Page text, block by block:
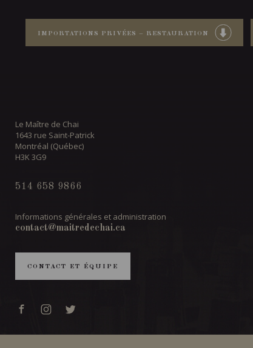
IMPORTATIONS PRIVÉES – RESTAURATION
Le Maître de Chai
1643 rue Saint-Patrick
Montréal (Québec)
H3K 3G9
514 658 9866
Informations générales et administration
contact@maitredechai.ca
CONTACT ET ÉQUIPE